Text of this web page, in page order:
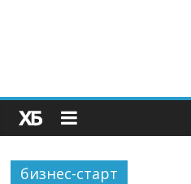
Секрет
пребиотиками
здорового питания
бизнес-старт